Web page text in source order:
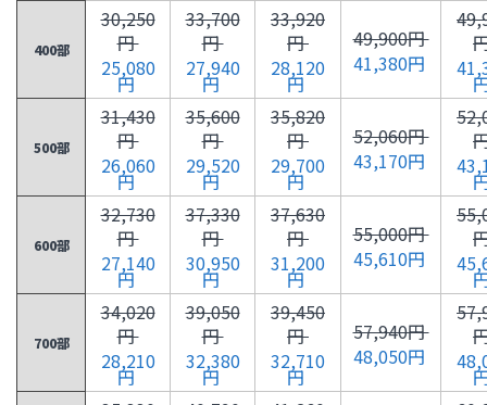
400部
30,250
円
25,080
円
33,700
円
27,940
円
33,920
円
28,120
円
49,900円
41,380円
500部
31,430
円
26,060
円
35,600
円
29,520
円
35,820
円
29,700
円
52,060円
43,170円
600部
32,730
円
27,140
円
37,330
円
30,950
円
37,630
円
31,200
円
55,000円
45,610円
700部
34,020
円
28,210
円
39,050
円
32,380
円
39,450
円
32,710
円
57,940円
48,050円